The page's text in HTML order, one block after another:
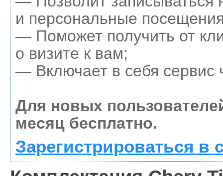
и персональные
— Поможет получить от
о визите к вам;
— Включает в себя сервис
Для новых
месяц бесплатно.
Зарегистрироваться в